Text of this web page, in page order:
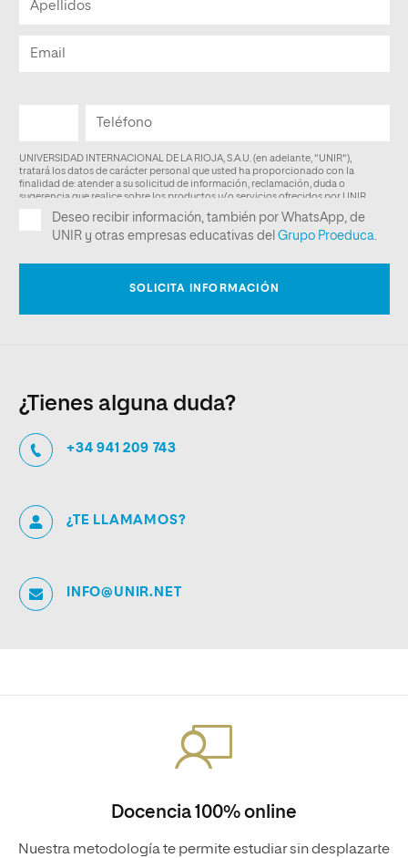
¿Tienes alguna duda?
+34 941 209 743
¿TE LLAMAMOS?
INFO@UNIR.NET
Docencia 100% online
Nuestra metodología te permite estudiar sin desplazarte